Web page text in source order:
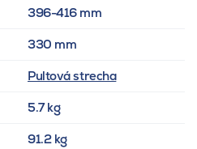
396-416 mm
330 mm
Pultová strecha
5.7 kg
91.2 kg